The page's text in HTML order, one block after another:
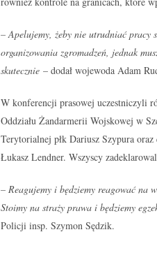
– Apelujemy, żeby nie utrudniać pracy
organizowania zgromadzeń, jednak
skutecznie – dodał wojewoda Adam
W konferencji prasowej uczestniczyli
Oddziału Żandarmerii Wojskowej w
Terytorialnej płk Dariusz Szypura
Łukasz Lendner. Wszyscy
– Reagujemy i będziemy reagować na
Stoimy na straży prawa i będziemy
Policji insp. Szymon Sędzik.